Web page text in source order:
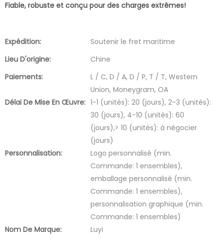
Fiable, robuste et conçu pour des charges extrêmes!
Expédition:
Soutenir le fret maritime
Lieu D'origine:
Chine
Paiements:
L / C, D / A, D / P, T / T, Western
Union, Moneygram, OA
Délai De Mise En Œuvre: 1-1 (unités): 20 (jours), 2-3 (unités):
30 (jours), 4-10 (unités): 60
(jours),> 10 (unités): à négocier
(jours)
Personnalisation:
Logo personnalisé (min.
Commande: 1 ensembles),
emballage personnalisé (min.
Commande: 1 ensembles),
personnalisation graphique (min.
Commande: 1 ensembles)
Nom De Marque:
Luyi